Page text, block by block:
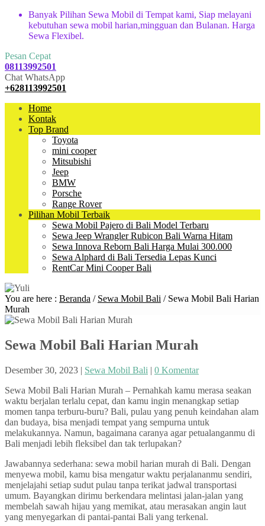
Banyak Pilihan Sewa Mobil di Tempat kami, Siap melayani
kebutuhan sewa mobil harian,mingguan dan Bulanan. Harga
Sewa Flexibel.
Pesan Cepat
08113992501
Chat WhatsApp
+628113992501
Home
Kontak
Top Brand
Toyota
mini cooper
Mitsubishi
Jeep
BMW
Porsche
Range Rover
Pilihan Mobil Terbaik
Sewa Mobil Pajero di Bali Model Terbaru
Sewa Jeep Wrangler Rubicon Bali Warna Hitam
Sewa Innova Reborn Bali Harga Mulai 300.000
Sewa Alphard di Bali Tersedia Lepas Kunci
RentCar Mini Cooper Bali
You are here : Beranda / Sewa Mobil Bali / Sewa Mobil Bali Harian
Murah
Sewa Mobil Bali Harian Murah
Desember 30, 2023 | Sewa Mobil Bali | 0 Komentar
Sewa Mobil Bali Harian Murah – Pernahkah kamu merasa seakan
waktu berjalan terlalu cepat, dan kamu ingin menangkap setiap
momen tanpa terburu-buru? Bali, pulau yang penuh keindahan alam
dan budaya, bisa menjadi tempat yang sempurna untuk
melakukannya. Namun, bagaimana caranya agar petualanganmu di
Bali menjadi lebih fleksibel dan tak terlupakan?
Jawabannya sederhana: sewa mobil harian murah di Bali. Dengan
menyewa mobil, kamu bisa mengatur waktu perjalananmu sendiri,
menjelajahi setiap sudut pulau tanpa terikat jadwal transportasi
umum. Bayangkan dirimu berkendara melintasi jalan-jalan yang
membelah sawah hijau yang memikat, atau merasakan angin laut
yang menyegarkan di pantai-pantai Bali yang terkenal.